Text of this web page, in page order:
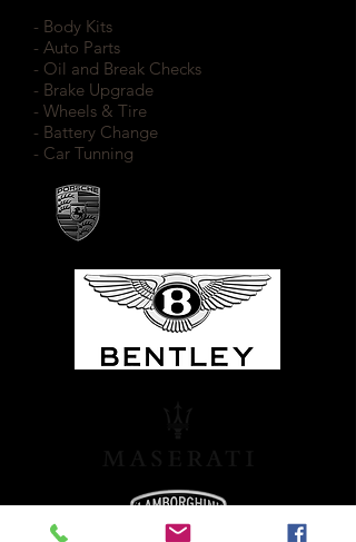
- Body Kits
- Auto Parts
- Oil and Break Checks
- Brake Upgrade
- Wheels & Tire
- Battery Change
- Car Tunning